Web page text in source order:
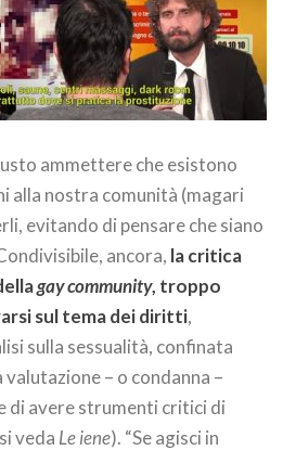
ammettere che esistono
alla nostra comunità (magari
evitando di pensare che siano
ancora, la critica
gay community, troppo
sul tema dei diritti,
sulla sessualità, confinata
– o condanna –
di avere strumenti critici di
veda Le iene). “Se agisci in